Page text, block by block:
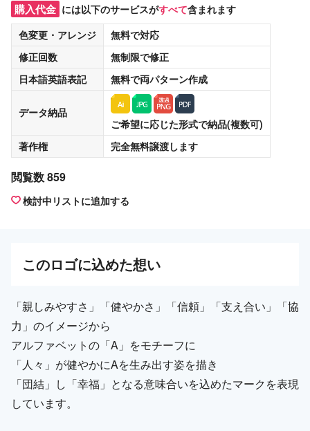
購入代金 には以下のサービスがすべて含まれます
色変更・アレンジ
無料で対応
修正回数
無制限で修正
日本語英語表記
無料で両パターン作成
データ納品
ご希望に応じた形式で納品(複数可)
著作権
完全無料譲渡します
閲覧数 859
検討中リストに追加する
このロゴに込めた想い
「親しみやすさ」「健やかさ」「信頼」「支え合い」「協
力」のイメージから
アルファベットの「A」をモチーフに
「人々」が健やかにAを生み出す姿を描き
「団結」し「幸福」となる意味合いを込めたマークを表現
しています。